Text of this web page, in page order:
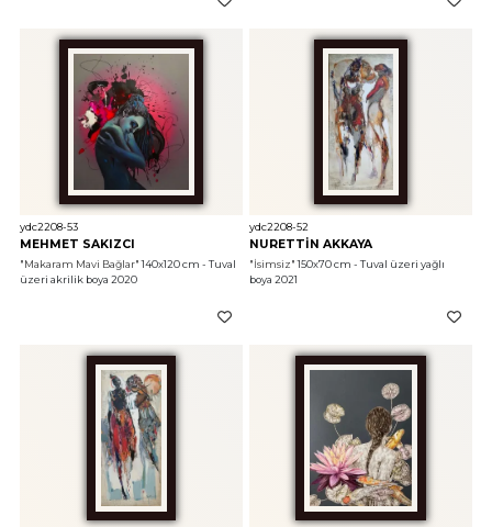
ydc2208-53
MEHMET SAKIZCI
"Makaram Mavi Bağlar" 140x120 cm - Tuval
üzeri akrilik boya 2020
ydc2208-52
NURETTİN AKKAYA
"İsimsiz" 150x70 cm - Tuval üzeri yağlı
boya 2021